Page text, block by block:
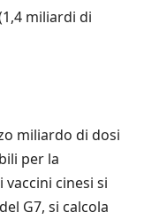
miliardi di
miliardo di dosi
per la
cinesi si
G7, si calcola